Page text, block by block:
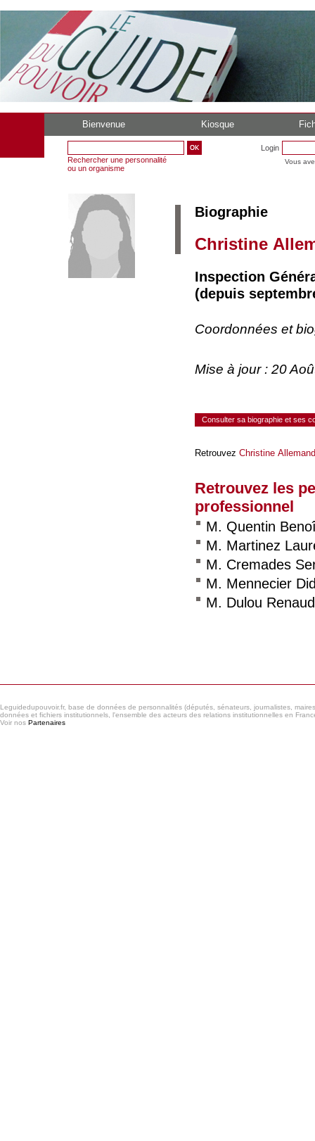
Bienvenue Kiosque
Rechercher une personnalité
ou un organisme
Login
Vous
Biographie
Christine
Inspection
(depuis
Coordonnées et
Mise à jour : 20
Consulter sa biographie et ses
Retrouvez Christine Allemand
Retrouvez les
professionnel
M. Quentin
M. Martinez
M. Cremades
M. Mennecier
M. Dulou Renaud
Leguidedupouvoir.fr, base de données de personnalités (députés, sénateurs, journalistes,
données et fichiers institutionnels, l'ensemble des acteurs des relations institutionnelles en
Voir nos Partenaires